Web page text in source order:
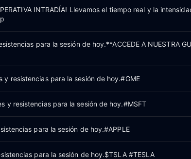
INTRADÍA! Llevamos el tiempo real y la
para la sesión de hoy.**ACCEDE A NUESTRA
y resistencias para la sesión de hoy.#GME
y resistencias para la sesión de hoy.#MSFT
para la sesión de hoy.#APPLE
para la sesión de hoy.$TSLA #TESLA